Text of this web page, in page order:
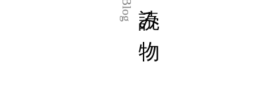
読み物
Blog